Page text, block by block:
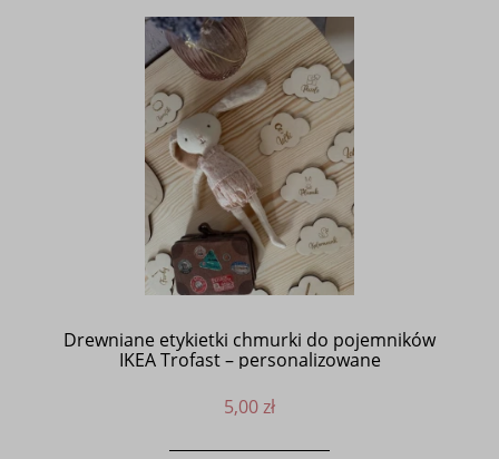
Drewniane etykietki chmurki do pojemników
IKEA Trofast – personalizowane
5,00 zł